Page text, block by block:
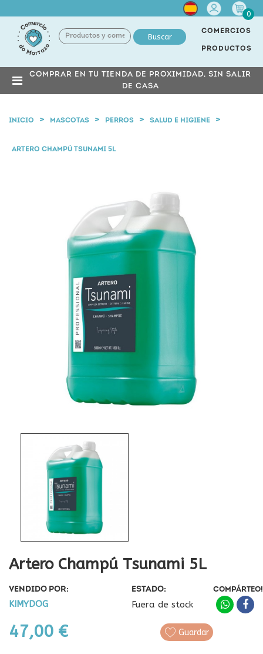
Cuenta
0
Buscar
COMERCIOS
PRODUCTOS
COMPRAR EN TU TIENDA DE PROXIMIDAD, SIN SALIR
DE CASA
INICIO MASCOTAS PERROS SALUD E HIGIENE
ARTERO CHAMPÚ TSUNAMI 5L
Artero Champú Tsunami 5L
VENDIDO POR:
KIMYDOG
ESTADO:
Fuera de stock
47,00 €
COMPÁRTEO!
Guardar